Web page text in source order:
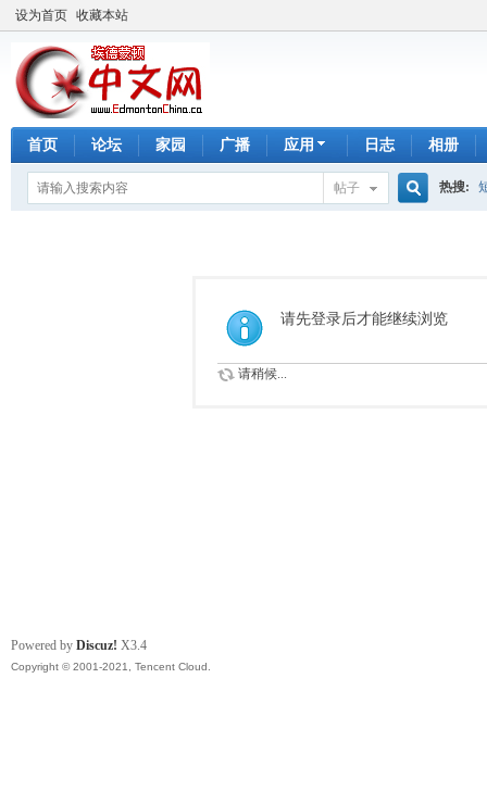
设为首页 收藏本站
首页 论坛 家园 广播 应用 日志 相册
帖子
索
热搜:
请先登录后才能继续浏览
请稍候...
Powered by Discuz! X3.4
Copyright © 2001-2021, Tencent Cloud.